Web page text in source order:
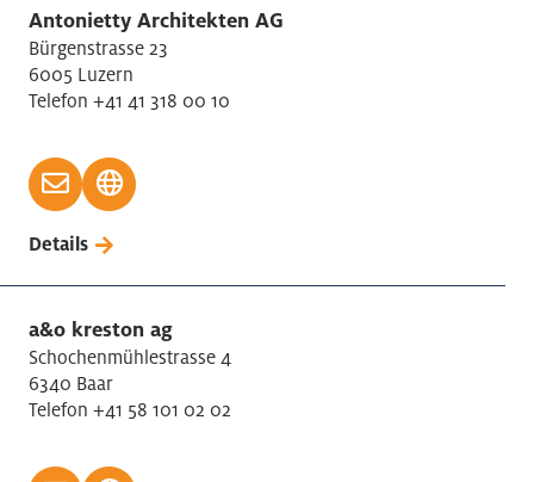
Antonietty Architekten AG
Bürgenstrasse 23
6005 Luzern
Telefon +41 41 318 00 10
Details
a&o kreston ag
Schochenmühlestrasse 4
6340 Baar
Telefon +41 58 101 02 02